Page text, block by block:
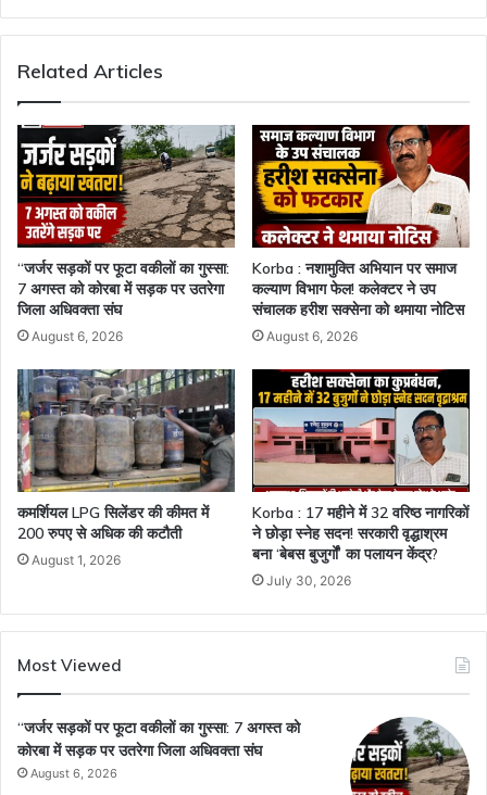
Related Articles
“जर्जर सड़कों पर फूटा वकीलों का गुस्सा:
7 अगस्त को कोरबा में सड़क पर उतरेगा
जिला अधिवक्ता संघ
August 6, 2026
Korba : नशामुक्ति अभियान पर समाज
कल्याण विभाग फेल! कलेक्टर ने उप
संचालक हरीश सक्सेना को थमाया नोटिस
August 6, 2026
कमर्शियल LPG सिलेंडर की कीमत में
200 रुपए से अधिक की कटौती
August 1, 2026
Korba : 17 महीने में 32 वरिष्ठ नागरिकों
ने छोड़ा स्नेह सदन! सरकारी वृद्धाश्रम
बना ‘बेबस बुजुर्गों’ का पलायन केंद्र?
July 30, 2026
Most Viewed
“जर्जर सड़कों पर फूटा वकीलों का गुस्सा: 7 अगस्त को
कोरबा में सड़क पर उतरेगा जिला अधिवक्ता संघ
August 6, 2026